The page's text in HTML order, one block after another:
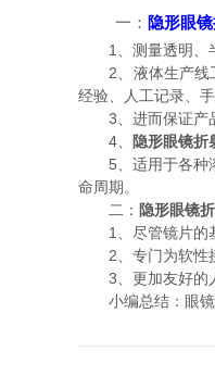
一： 隐形眼
1、测量透明、半
2、液体生产线工
经验、人工记录、
3、进而保证产品
4、
隐形眼镜折
5、适用于各种溶
命周期。
二： 隐形眼镜
1、尽管镜片的基
2、专门为软性接
3、更加友好的人
小编总结：眼镜